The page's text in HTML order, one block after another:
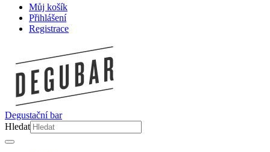
Můj košík
Přihlášení
Registrace
Degustační bar
Hledat